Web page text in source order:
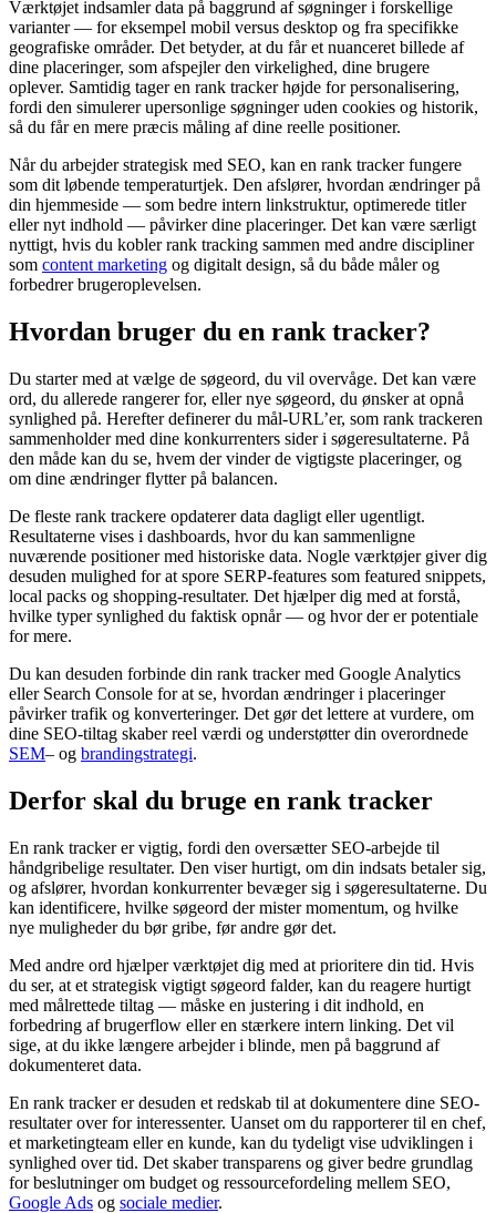
Værktøjet indsamler data på baggrund af søgninger i forskellige
varianter — for eksempel mobil versus desktop og fra specifikke
geografiske områder. Det betyder, at du får et nuanceret billede af
dine placeringer, som afspejler den virkelighed, dine brugere
oplever. Samtidig tager en rank tracker højde for personalisering,
fordi den simulerer upersonlige søgninger uden cookies og historik,
så du får en mere præcis måling af dine reelle positioner.
Når du arbejder strategisk med SEO, kan en rank tracker fungere
som dit løbende temperaturtjek. Den afslører, hvordan ændringer på
din hjemmeside — som bedre intern linkstruktur, optimerede titler
eller nyt indhold — påvirker dine placeringer. Det kan være særligt
nyttigt, hvis du kobler rank tracking sammen med andre discipliner
som content marketing og digitalt design, så du både måler og
forbedrer brugeroplevelsen.
Hvordan bruger du en rank tracker?
Du starter med at vælge de søgeord, du vil overvåge. Det kan være
ord, du allerede rangerer for, eller nye søgeord, du ønsker at opnå
synlighed på. Herefter definerer du mål-URL’er, som rank trackeren
sammenholder med dine konkurrenters sider i søgeresultaterne. På
den måde kan du se, hvem der vinder de vigtigste placeringer, og
om dine ændringer flytter på balancen.
De fleste rank trackere opdaterer data dagligt eller ugentligt.
Resultaterne vises i dashboards, hvor du kan sammenligne
nuværende positioner med historiske data. Nogle værktøjer giver dig
desuden mulighed for at spore SERP-features som featured snippets,
local packs og shopping-resultater. Det hjælper dig med at forstå,
hvilke typer synlighed du faktisk opnår — og hvor der er potentiale
for mere.
Du kan desuden forbinde din rank tracker med Google Analytics
eller Search Console for at se, hvordan ændringer i placeringer
påvirker trafik og konverteringer. Det gør det lettere at vurdere, om
dine SEO-tiltag skaber reel værdi og understøtter din overordnede
SEM– og brandingstrategi.
Derfor skal du bruge en rank tracker
En rank tracker er vigtig, fordi den oversætter SEO-arbejde til
håndgribelige resultater. Den viser hurtigt, om din indsats betaler sig,
og afslører, hvordan konkurrenter bevæger sig i søgeresultaterne. Du
kan identificere, hvilke søgeord der mister momentum, og hvilke
nye muligheder du bør gribe, før andre gør det.
Med andre ord hjælper værktøjet dig med at prioritere din tid. Hvis
du ser, at et strategisk vigtigt søgeord falder, kan du reagere hurtigt
med målrettede tiltag — måske en justering i dit indhold, en
forbedring af brugerflow eller en stærkere intern linking. Det vil
sige, at du ikke længere arbejder i blinde, men på baggrund af
dokumenteret data.
En rank tracker er desuden et redskab til at dokumentere dine SEO-
resultater over for interessenter. Uanset om du rapporterer til en chef,
et marketingteam eller en kunde, kan du tydeligt vise udviklingen i
synlighed over tid. Det skaber transparens og giver bedre grundlag
for beslutninger om budget og ressourcefordeling mellem SEO,
Google Ads og sociale medier.